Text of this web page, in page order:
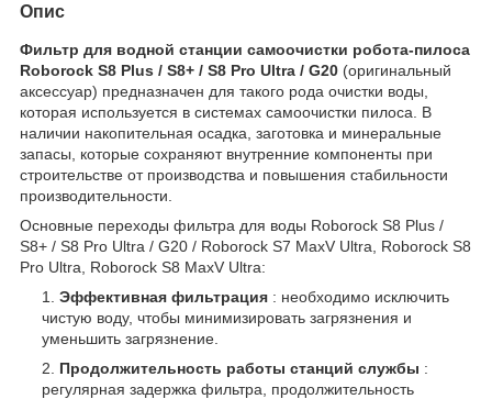
Опис
Фильтр для водной станции самоочистки робота-пилоса
Roborock S8 Plus / S8+ / S8 Pro Ultra / G20 (оригинальный
аксессуар) предназначен для такого рода очистки воды,
которая используется в системах самоочистки пилоса. В
наличии накопительная осадка, заготовка и минеральные
запасы, которые сохраняют внутренние компоненты при
строительстве от производства и повышения стабильности
производительности.
Основные переходы фильтра для воды Roborock S8 Plus /
S8+ / S8 Pro Ultra / G20 / Roborock S7 MaxV Ultra, Roborock S8
Pro Ultra, Roborock S8 MaxV Ultra:
Эффективная фильтрация : необходимо исключить
чистую воду, чтобы минимизировать загрязнения и
уменьшить загрязнение.
Продолжительность работы станций службы :
регулярная задержка фильтра, продолжительность